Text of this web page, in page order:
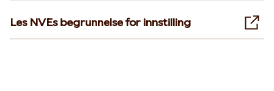
Les NVEs begrunnelse for innstilling